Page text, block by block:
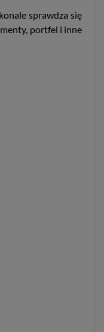
sprawdza się
portfel i inne